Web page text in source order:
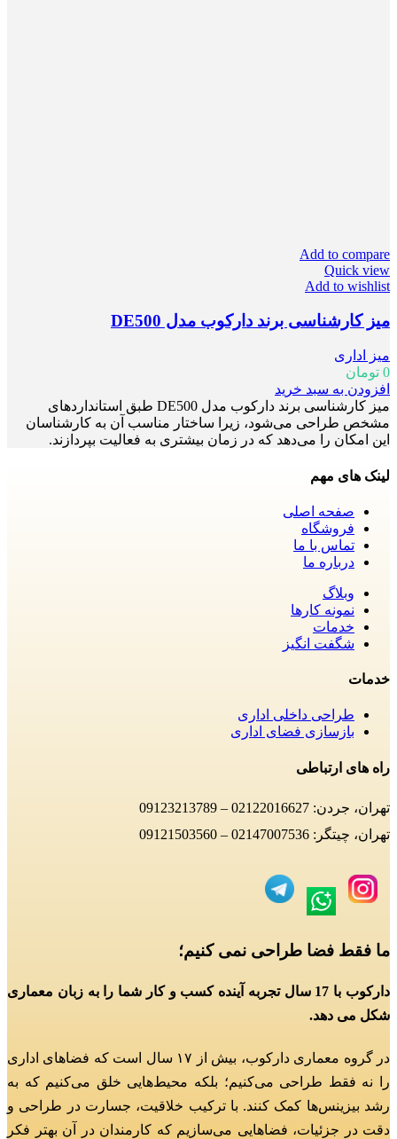
Add to compare
Quick view
Add to wishlist
میز کارشناسی برند دارکوب مدل DE500
میز اداری
0 تومان
افزودن به سبد خرید
میز کارشناسی برند دارکوب مدل DE500 طبق استانداردهای
مشخص طراحی می‌شود، زیرا ساختار مناسب آن‌ به کارشناسان
این امکان را می‌دهد که در زمان بیشتری به فعالیت بپردازند.
لینک های مهم
صفحه اصلی
فروشگاه
تماس با ما
درباره ما
وبلاگ
نمونه کارها
خدمات
شگفت انگیز
خدمات
طراحی داخلی اداری
بازسازی فضای اداری
راه های ارتباطی
تهران، جردن: 02122016627 – 09123213789
تهران، چیتگر: 02147007536 – 09121503560
ما فقط فضا طراحی نمی کنیم؛
دارکوب با 17 سال تجربه آینده کسب و کار شما را به زبان معماری
شکل می دهد.
در گروه معماری دارکوب، بیش از ۱۷ سال است که فضاهای اداری
را نه فقط طراحی می‌کنیم؛ بلکه محیط‌هایی خلق می‌کنیم که به
رشد بیزینس‌ها کمک کنند. با ترکیب خلاقیت، جسارت در طراحی و
دقت در جزئیات، فضاهایی می‌سازیم که کارمندان در آن بهتر فکر